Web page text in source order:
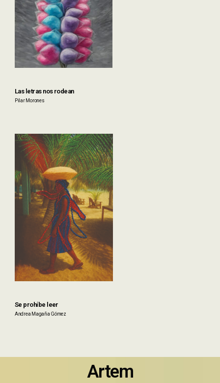
Las letras nos rodean
Pilar Morones
Se prohíbe leer
Andrea Magaña Gómez
Artem